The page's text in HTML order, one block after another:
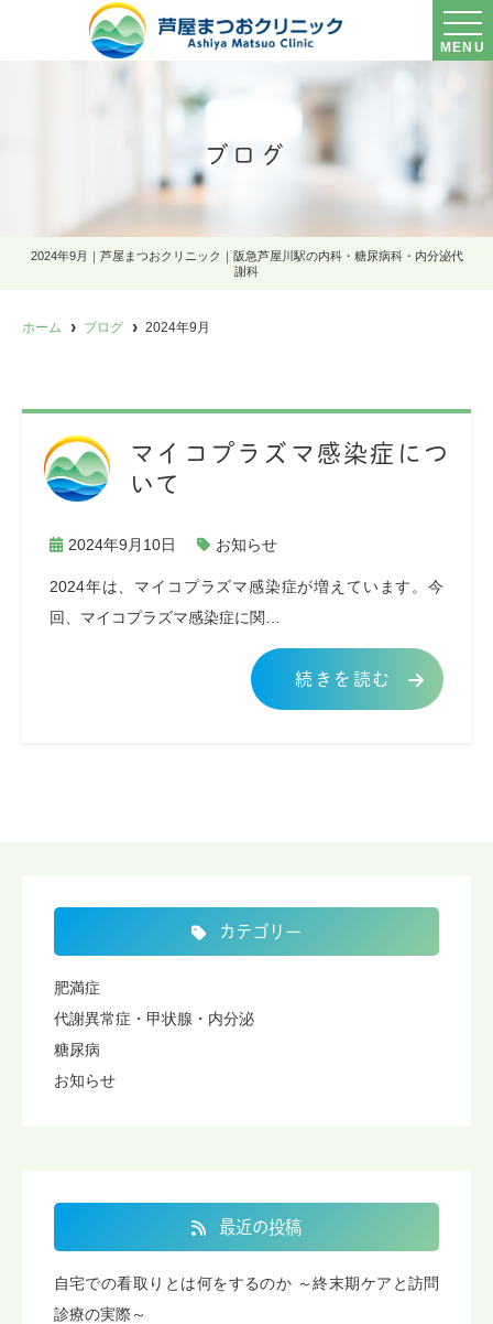
MENU
ブログ
2024年9月｜芦屋まつおクリニック｜阪急芦屋川駅の内科・糖尿病科・内分泌代
謝科
ホーム ブログ 2024年9月
マイコプラズマ感染症につ
いて
2024年9月10日 お知らせ
2024年は、マイコプラズマ感染症が増えています。今
回、マイコプラズマ感染症に関…
続きを読む
カテゴリー
肥満症
代謝異常症・甲状腺・内分泌
糖尿病
お知らせ
最近の投稿
自宅での看取りとは何をするのか ～終末期ケアと訪問
診療の実際～